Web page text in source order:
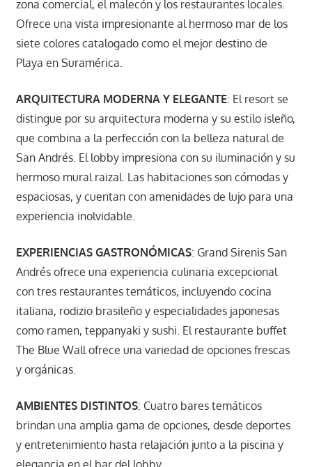
zona comercial, el malecón y los restaurantes locales.
Ofrece una vista impresionante al hermoso mar de los
siete colores catalogado como el mejor destino de
Playa en Suramérica.
ARQUITECTURA MODERNA Y ELEGANTE: El resort se
distingue por su arquitectura moderna y su estilo isleño,
que combina a la perfección con la belleza natural de
San Andrés. El lobby impresiona con su iluminación y su
hermoso mural raizal. Las habitaciones son cómodas y
espaciosas, y cuentan con amenidades de lujo para una
experiencia inolvidable.
EXPERIENCIAS GASTRONÓMICAS: Grand Sirenis San
Andrés ofrece una experiencia culinaria excepcional
con tres restaurantes temáticos, incluyendo cocina
italiana, rodizio brasileño y especialidades japonesas
como ramen, teppanyaki y sushi. El restaurante buffet
The Blue Wall ofrece una variedad de opciones frescas
y orgánicas.
AMBIENTES DISTINTOS: Cuatro bares temáticos
brindan una amplia gama de opciones, desde deportes
y entretenimiento hasta relajación junto a la piscina y